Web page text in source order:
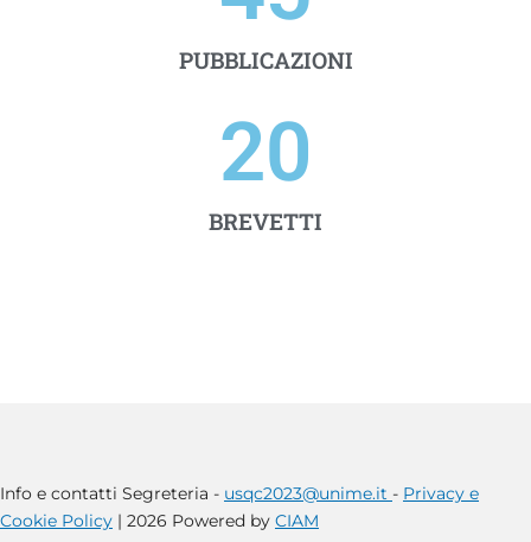
PUBBLICAZIONI
BREVETTI
20
Info e contatti Segreteria - usqc2023@unime.it - Privacy e
Cookie Policy | 2026 Powered by CIAM